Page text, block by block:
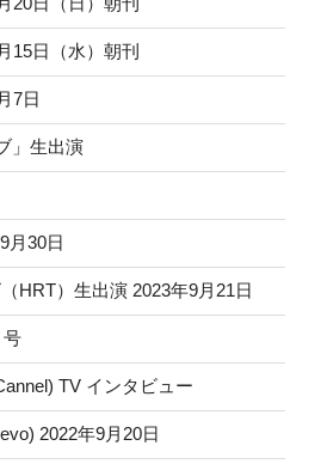
15日（水）朝刊
7日
」生出演
月30日
HRT）生出演 2023年9月21日
号
TV インタビュー
2022年9月20日